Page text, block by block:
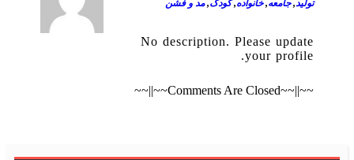
جامعه,خانواده,کودک,مد و فشن
No description. Please update
your profile.
~~||~~Comments Are Closed~~||~~